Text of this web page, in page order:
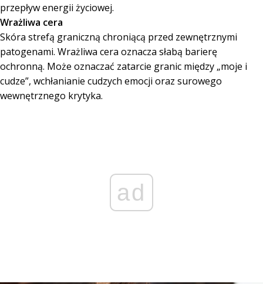
przepływ energii życiowej.
Wrażliwa cera
Skóra strefą graniczną chroniącą przed zewnętrznymi
patogenami. Wrażliwa cera oznacza słabą barierę
ochronną. Może oznaczać zatarcie granic między „moje i
cudze”, wchłanianie cudzych emocji oraz surowego
wewnętrznego krytyka.
ad